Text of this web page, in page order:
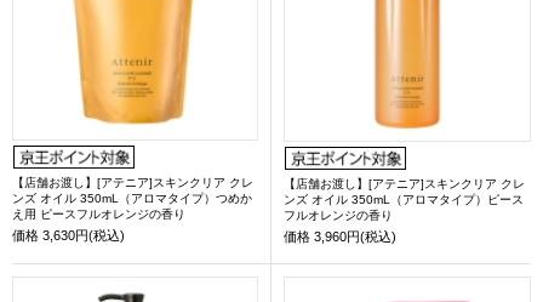
【店舗お渡し】[アテニア]スキンクリア クレ
ンズ オイル 350mL（アロマタイプ）つめか
え用 ピースフルオレンジの香り
価格 3,630円(税込)
【店舗お渡し】[アテニア]スキンクリア クレ
ンズ オイル 350mL（アロマタイプ）ピース
フルオレンジの香り
価格 3,960円(税込)